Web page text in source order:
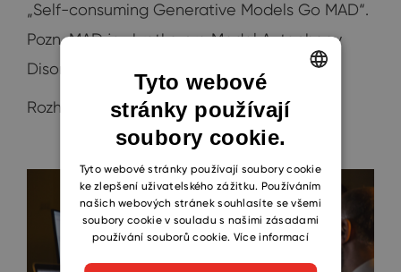
„Self-consuming Generative Models Go MAD“.
Pozn. MAD je zkratka pro Model Autophagy
Disorder.
Rozhovor s výzkumníkyzde. ENGLISH
CZECH
SLOVAK
Tyto webové
stránky používají
soubory cookie.
Tyto webové stránky používají soubory cookie
ke zlepšení uživatelského zážitku. Používáním
našich webových stránek souhlasíte se všemi
soubory cookie v souladu s našimi zásadami
používání souborů cookie. Více informací